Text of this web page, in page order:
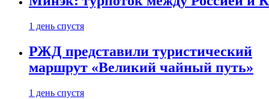
1 день спустя
РЖД представили туристический
маршрут «Великий чайный путь»
1 день спустя